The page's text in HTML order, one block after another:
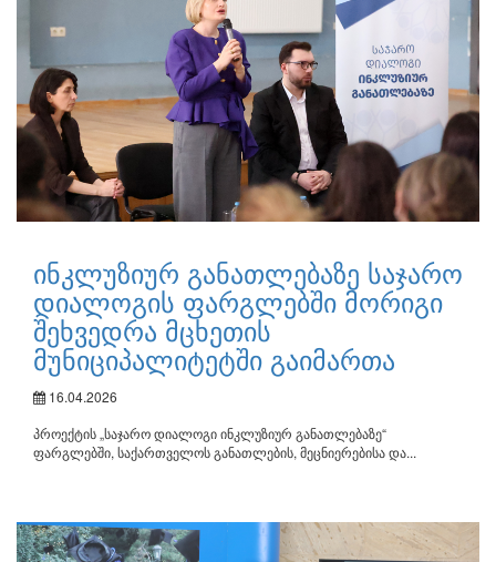
ინკლუზიურ განათლებაზე საჯარო
დიალოგის ფარგლებში მორიგი
შეხვედრა მცხეთის
მუნიციპალიტეტში გაიმართა
16.04.2026
პროექტის „საჯარო დიალოგი ინკლუზიურ განათლებაზე“
ფარგლებში, საქართველოს განათლების, მეცნიერებისა და...